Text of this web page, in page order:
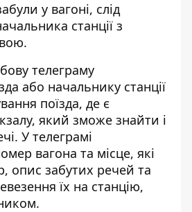
у вагоні, слід
станції з
телеграму
або начальнику станції
поїзда, де є
який зможе знайти і
У телеграмі
вагона та місце, які
опис забутих речей та
їх на станцію,